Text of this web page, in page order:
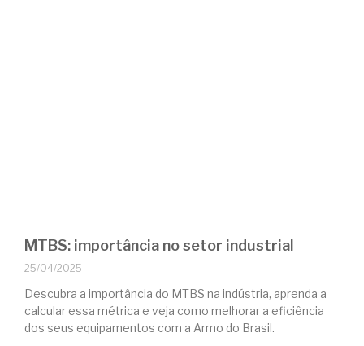
MTBS: importância no setor industrial
25/04/2025
Descubra a importância do MTBS na indústria, aprenda a
calcular essa métrica e veja como melhorar a eficiência
dos seus equipamentos com a Armo do Brasil.